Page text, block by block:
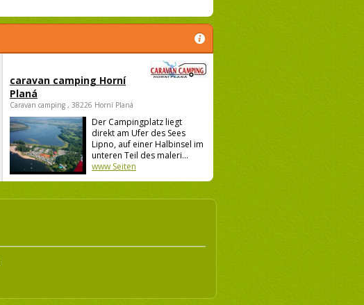
caravan camping Horní
Planá
Caravan camping , 38226 Horní Planá
Der Campingplatz liegt
direkt am Ufer des Sees
Lipno, auf einer Halbinsel im
unteren Teil des maleri...
www Seiten